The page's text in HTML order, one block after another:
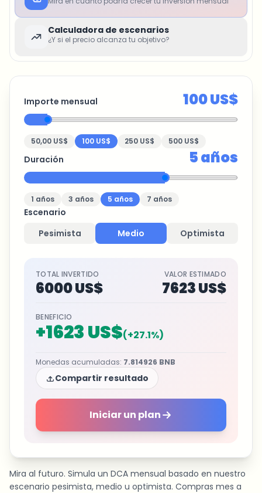
Calculadora de escenarios
¿Y si el precio alcanza tu objetivo?
Importe mensual 100 US$
50,00 US$ 100 US$ 250 US$ 500 US$
Duración 5años
1 años 3 años 5 años 7 años
Escenario
Pesimista
Medio Optimista
TOTAL INVERTIDO
6000 US$
VALOR ESTIMADO
7623 US$
BENEFICIO
+1623 US$(+27.1%)
Monedas acumuladas: 7.814926 BNB
Compartir resultado
Iniciar un plan
Mira al futuro. Simula un DCA mensual basado en nuestro
escenario pesimista, medio u optimista. Compras mes a